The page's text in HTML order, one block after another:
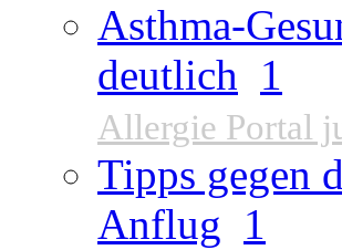
Asthma-
deutlich 1
Allergie Portal
Tipps gegen
Anflug 1